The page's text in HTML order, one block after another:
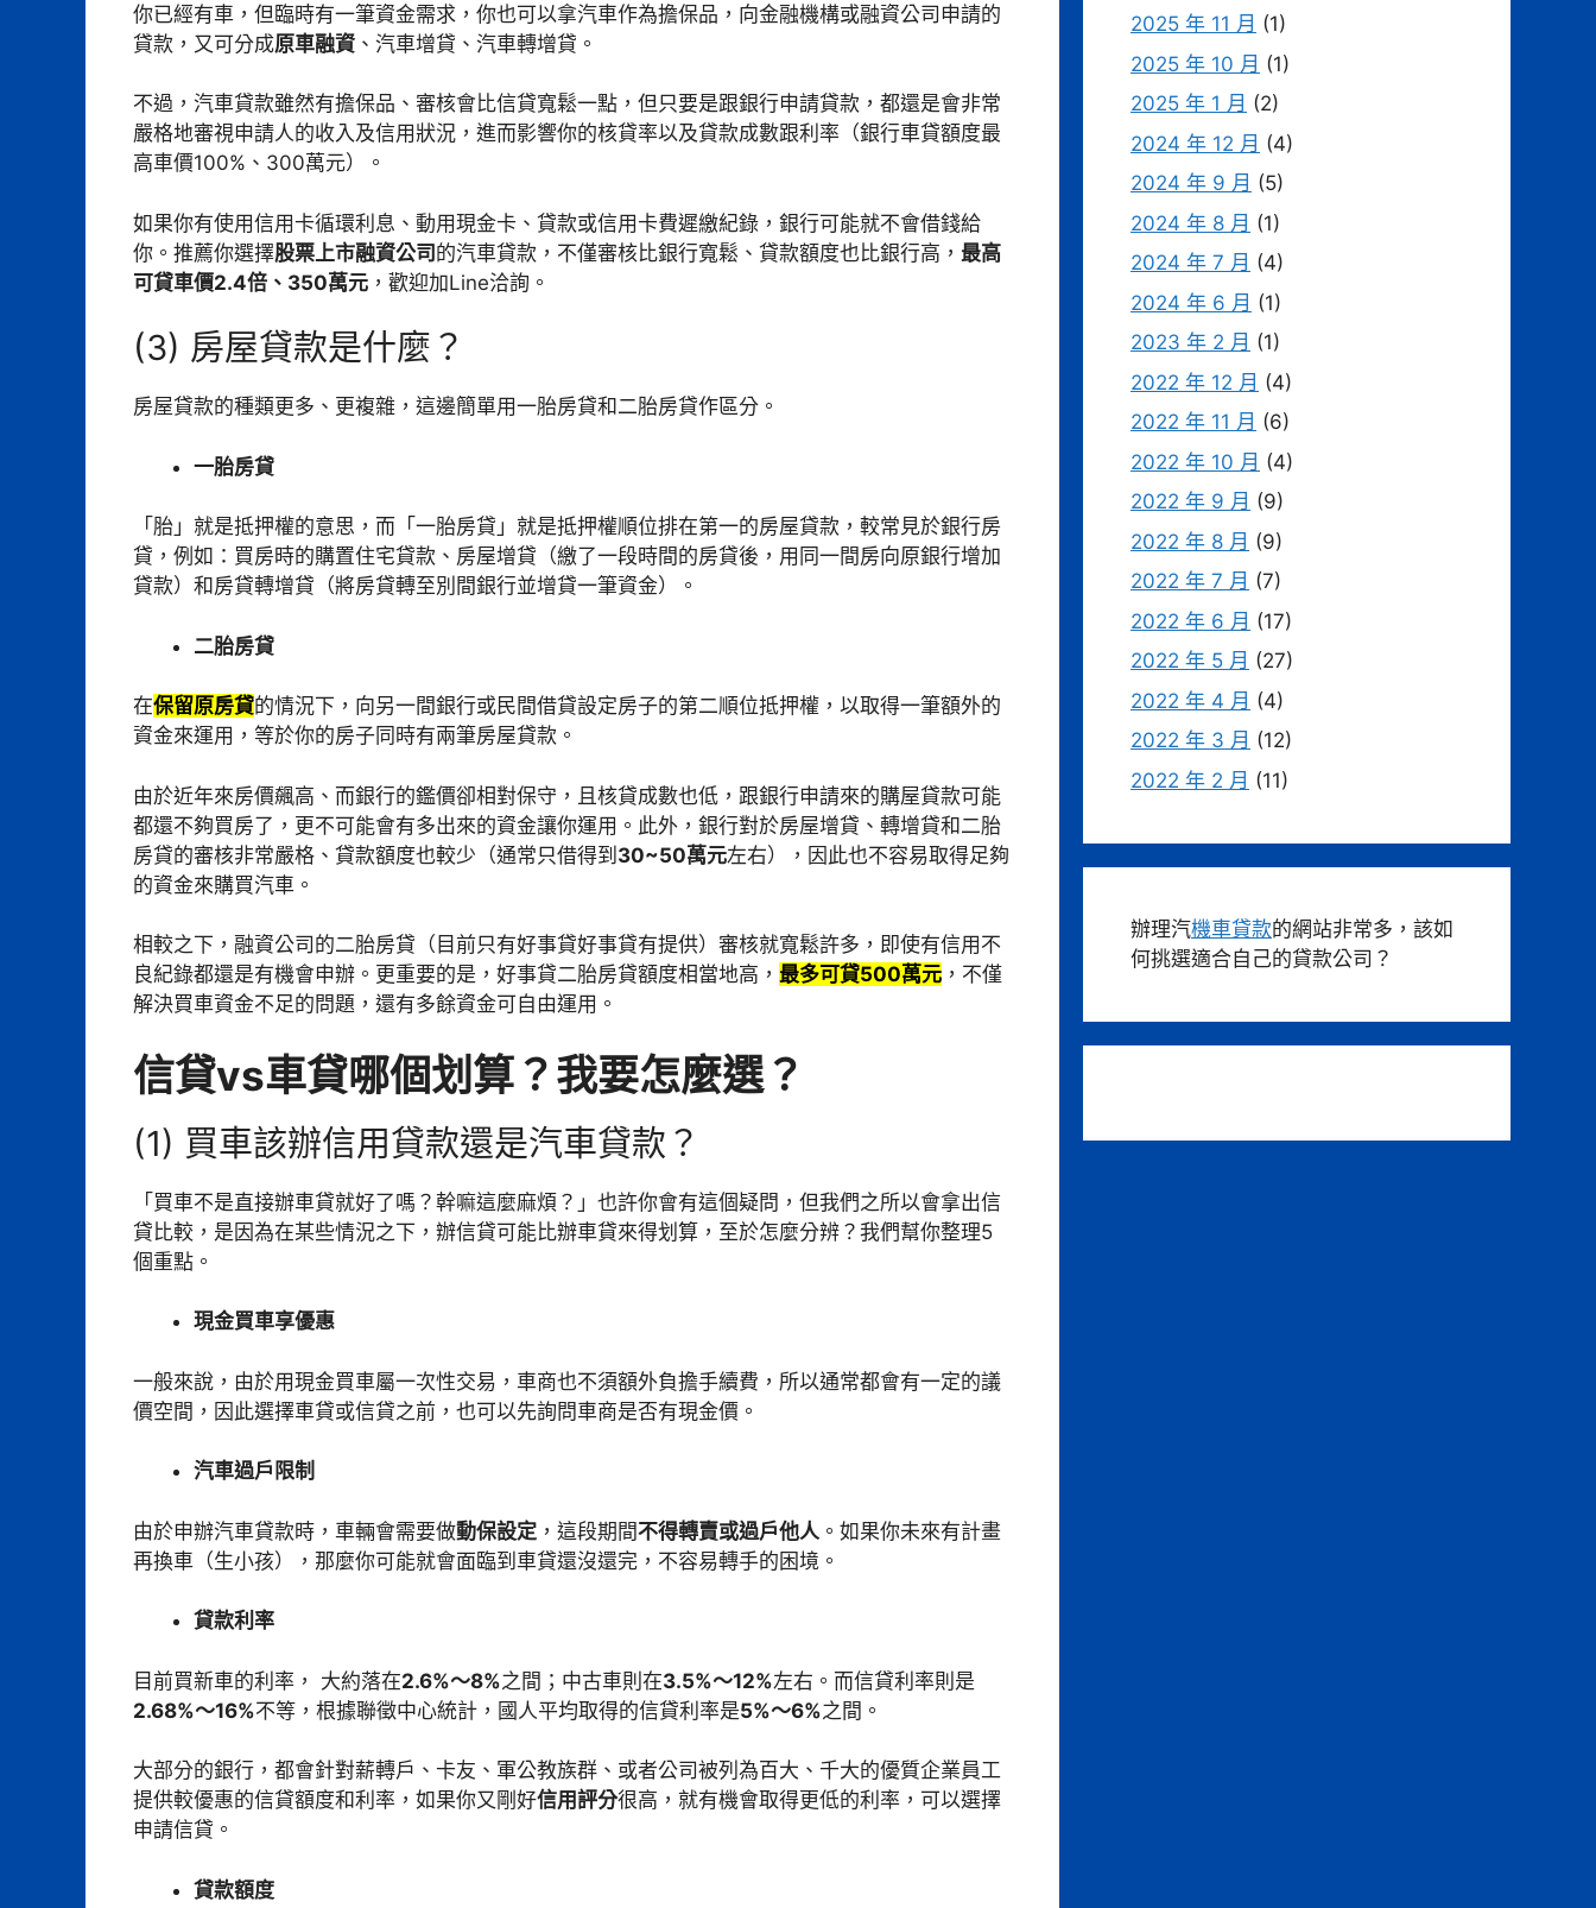
你已經有車，但臨時有一筆資金需求，你也可以拿汽車作為擔保品，向金融機構或融資公司申請的
貸款，又可分成原車融資、汽車增貸、汽車轉增貸。
不過，汽車貸款雖然有擔保品、審核會比信貸寬鬆一點，但只要是跟銀行申請貸款，都還是會非常
嚴格地審視申請人的收入及信用狀況，進而影響你的核貸率以及貸款成數跟利率（銀行車貸額度最
高車價100%、300萬元）。
如果你有使用信用卡循環利息、動用現金卡、貸款或信用卡費遲繳紀錄，銀行可能就不會借錢給
你。推薦你選擇股票上市融資公司 的汽車貸款，不僅審核比銀行寬鬆、貸款額度也比銀行高， 最高
可貸車價2.4倍、350萬元 ，歡迎加Line洽詢。
(3) 房屋貸款是什麼？
房屋貸款的種類更多、更複雜，這邊簡單用一胎房貸和二胎房貸作區分。
一胎房貸
「胎」就是抵押權的意思，而「一胎房貸」就是抵押權順位排在第一的房屋貸款，較常見於銀行房
貸，例如：買房時的購置住宅貸款、房屋增貸（繳了一段時間的房貸後，用同一間房向原銀行增加
貸款）和房貸轉增貸（將房貸轉至別間銀行並增貸一筆資金）。
二胎房貸
在保留原房貸的情況下，向另一間銀行或民間借貸設定房子的第二順位抵押權，以取得一筆額外的
資金來運用，等於你的房子同時有兩筆房屋貸款。
由於近年來房價飆高、而銀行的鑑價卻相對保守，且核貸成數也低，跟銀行申請來的購屋貸款可能
都還不夠買房了，更不可能會有多出來的資金讓你運用。此外，銀行對於房屋增貸、轉增貸和二胎
房貸的審核非常嚴格、貸款額度也較少（通常只借得到 30~50萬元左右），因此也不容易取得足夠
的資金來購買汽車。
相較之下，融資公司的二胎房貸（目前只有好事貸好事貸有提供）審核就寬鬆許多，即使有信用不
良紀錄都還是有機會申辦。更重要的是，好事貸二胎房貸額度相當地高， 最多可貸500萬元 ，不僅
解決買車資金不足的問題，還有多餘資金可自由運用。
信貸vs車貸哪個划算？我要怎麼選？
(1) 買車該辦信用貸款還是汽車貸款？
「買車不是直接辦車貸就好了嗎？幹嘛這麼麻煩？」也許你會有這個疑問，但我們之所以會拿出信
貸比較，是因為在某些情況之下，辦信貸可能比辦車貸來得划算，至於怎麼分辨？我們幫你整理5
個重點。
現金買車享優惠
一般來說，由於用現金買車屬一次性交易，車商也不須額外負擔手續費，所以通常都會有一定的議
價空間，因此選擇車貸或信貸之前，也可以先詢問車商是否有現金價。
汽車過戶限制
由於申辦汽車貸款時，車輛會需要做動保設定 ，這段期間不得轉賣或過戶他人 。如果你未來有計畫
再換車（生小孩），那麼你可能就會面臨到車貸還沒還完，不容易轉手的困境。
貸款利率
目前買新車的利率， 大約落在2.6%～8%之間；中古車則在3.5%～12%左右。而信貸利率則是
2.68%～16%不等，根據聯徵中心統計，國人平均取得的信貸利率是5%～6%之間。
大部分的銀行，都會針對薪轉戶、卡友、軍公教族群、或者公司被列為百大、千大的優質企業員工
提供較優惠的信貸額度和利率，如果你又剛好信用評分很高，就有機會取得更低的利率，可以選擇
申請信貸。
貸款額度
2025 年 11 月 (1)
2025 年 10 月 (1)
2025 年 1 月 (2)
2024 年 12 月 (4)
2024 年 9 月 (5)
2024 年 8 月 (1)
2024 年 7 月 (4)
2024 年 6 月 (1)
2023 年 2 月 (1)
2022 年 12 月 (4)
2022 年 11 月 (6)
2022 年 10 月 (4)
2022 年 9 月 (9)
2022 年 8 月 (9)
2022 年 7 月 (7)
2022 年 6 月 (17)
2022 年 5 月 (27)
2022 年 4 月 (4)
2022 年 3 月 (12)
2022 年 2 月 (11)
辦理汽機車貸款的網站非常多，該如
何挑選適合自己的貸款公司？